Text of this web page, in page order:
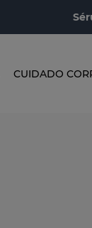
CUIDADO